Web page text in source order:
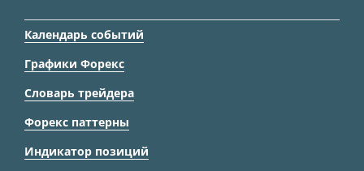
Календарь событий
Графики Форекс
Словарь трейдера
Форекс паттерны
Индикатор позиций